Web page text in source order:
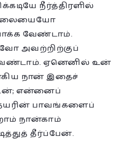
நீர்த்திரளில்
வேண்டாம்.
அவற்றிற்குப்
ஏனெனில் உன்
நான் இதைச்
என்னைப்
பாவங்களைப்
நான்காம்
தீர்ப்பேன்.